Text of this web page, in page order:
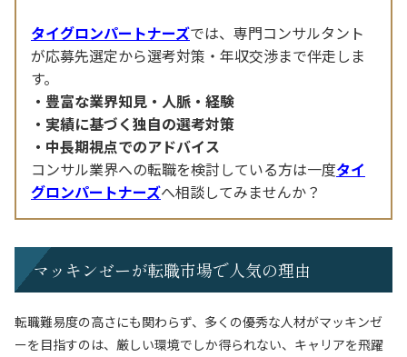
タイグロンパートナーズでは、専門コンサルタント
が応募先選定から選考対策・年収交渉まで伴走しま
す。
豊富な業界知見・人脈・経験
実績に基づく独自の選考対策
中長期視点でのアドバイス
コンサル業界への転職を検討している方は一度タイ
グロンパートナーズへ相談してみませんか？
マッキンゼーが転職市場で人気の理由
転職難易度の高さにも関わらず、多くの優秀な人材がマッキンゼ
ーを目指すのは、厳しい環境でしか得られない、キャリアを飛躍